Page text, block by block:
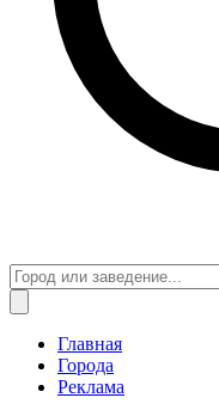
Главная
Города
Реклама